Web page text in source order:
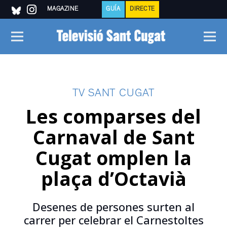
MAGAZINE GUÍA DIRECTE
TV SANT CUGAT
Les comparses del
Carnaval de Sant
Cugat omplen la
plaça d’Octavià
Desenes de persones surten al
carrer per celebrar el Carnestoltes